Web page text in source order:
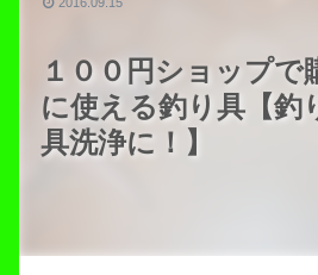
１００円ショップで
に使える釣り具【釣
具洗浄に！】